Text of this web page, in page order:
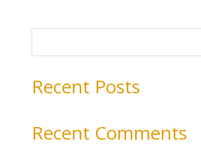
Recent Posts
Recent Comments